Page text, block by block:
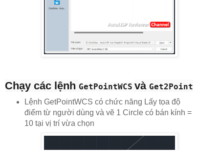
Chạy các lệnh GetPointWCS và Get2Point
Lệnh GetPointWCS có chức năng Lấy tọa độ
điểm từ người dùng và vẽ 1 Circle có bán kính =
10 tại vị trí vừa chọn